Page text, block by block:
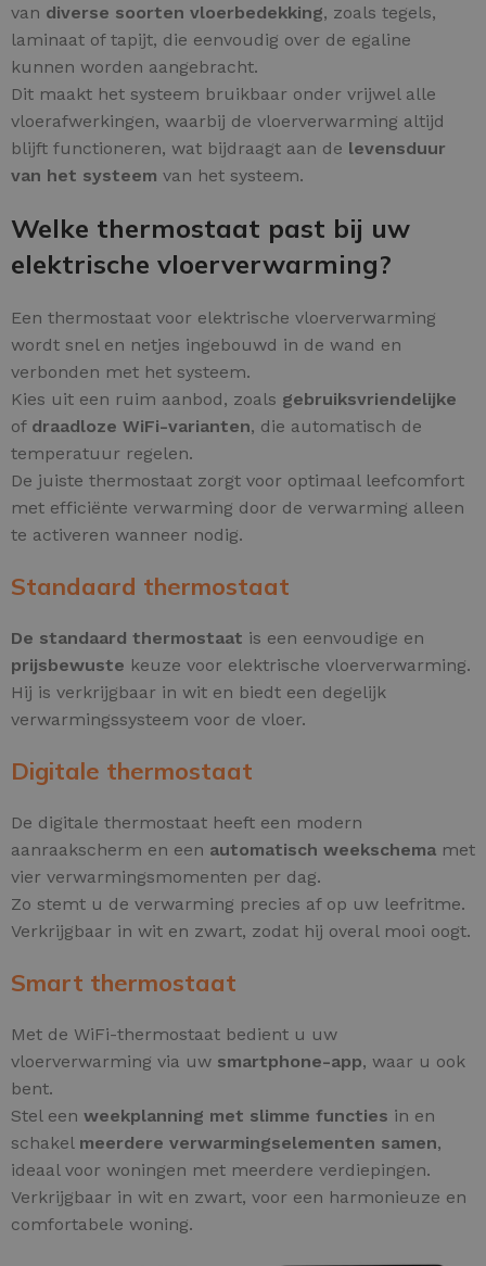
van diverse soorten vloerbedekking, zoals tegels,
laminaat of tapijt, die eenvoudig over de egaline
kunnen worden aangebracht.
Dit maakt het systeem bruikbaar onder vrijwel alle
vloerafwerkingen, waarbij de vloerverwarming altijd
blijft functioneren, wat bijdraagt aan de levensduur
van het systeem van het systeem.
Welke thermostaat past bij uw
elektrische vloerverwarming?
Een thermostaat voor elektrische vloerverwarming
wordt snel en netjes ingebouwd in de wand en
verbonden met het systeem.
Kies uit een ruim aanbod, zoals gebruiksvriendelijke
of draadloze WiFi-varianten, die automatisch de
temperatuur regelen.
De juiste thermostaat zorgt voor optimaal leefcomfort
met efficiënte verwarming door de verwarming alleen
te activeren wanneer nodig.
Standaard thermostaat
De standaard thermostaat is een eenvoudige en
prijsbewuste keuze voor elektrische vloerverwarming.
Hij is verkrijgbaar in wit en biedt een degelijk
verwarmingssysteem voor de vloer.
Digitale thermostaat
De digitale thermostaat heeft een modern
aanraakscherm en een automatisch weekschema met
vier verwarmingsmomenten per dag.
Zo stemt u de verwarming precies af op uw leefritme.
Verkrijgbaar in wit en zwart, zodat hij overal mooi oogt.
Smart thermostaat
Met de WiFi-thermostaat bedient u uw
vloerverwarming via uw smartphone-app, waar u ook
bent.
Stel een weekplanning met slimme functies in en
schakel meerdere verwarmingselementen samen,
ideaal voor woningen met meerdere verdiepingen.
Verkrijgbaar in wit en zwart, voor een harmonieuze en
comfortabele woning.